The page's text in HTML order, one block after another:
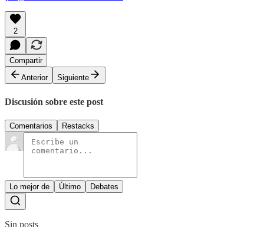
2
Compartir
Anterior
Siguiente
Discusión sobre este post
Comentarios Restacks
Lo mejor de Último Debates
Sin posts